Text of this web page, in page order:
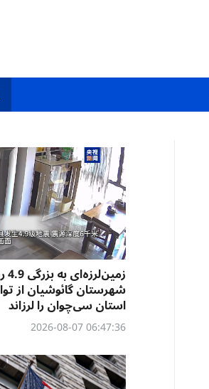
شهرستان گائوشیان از
استان سی‌چوان را لرزاند
06:47:36 2026-08-07